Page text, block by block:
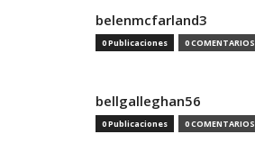
belenmcfarland3
0 Publicaciones 0 COMENTARIOS
bellgalleghan56
0 Publicaciones 0 COMENTARIOS